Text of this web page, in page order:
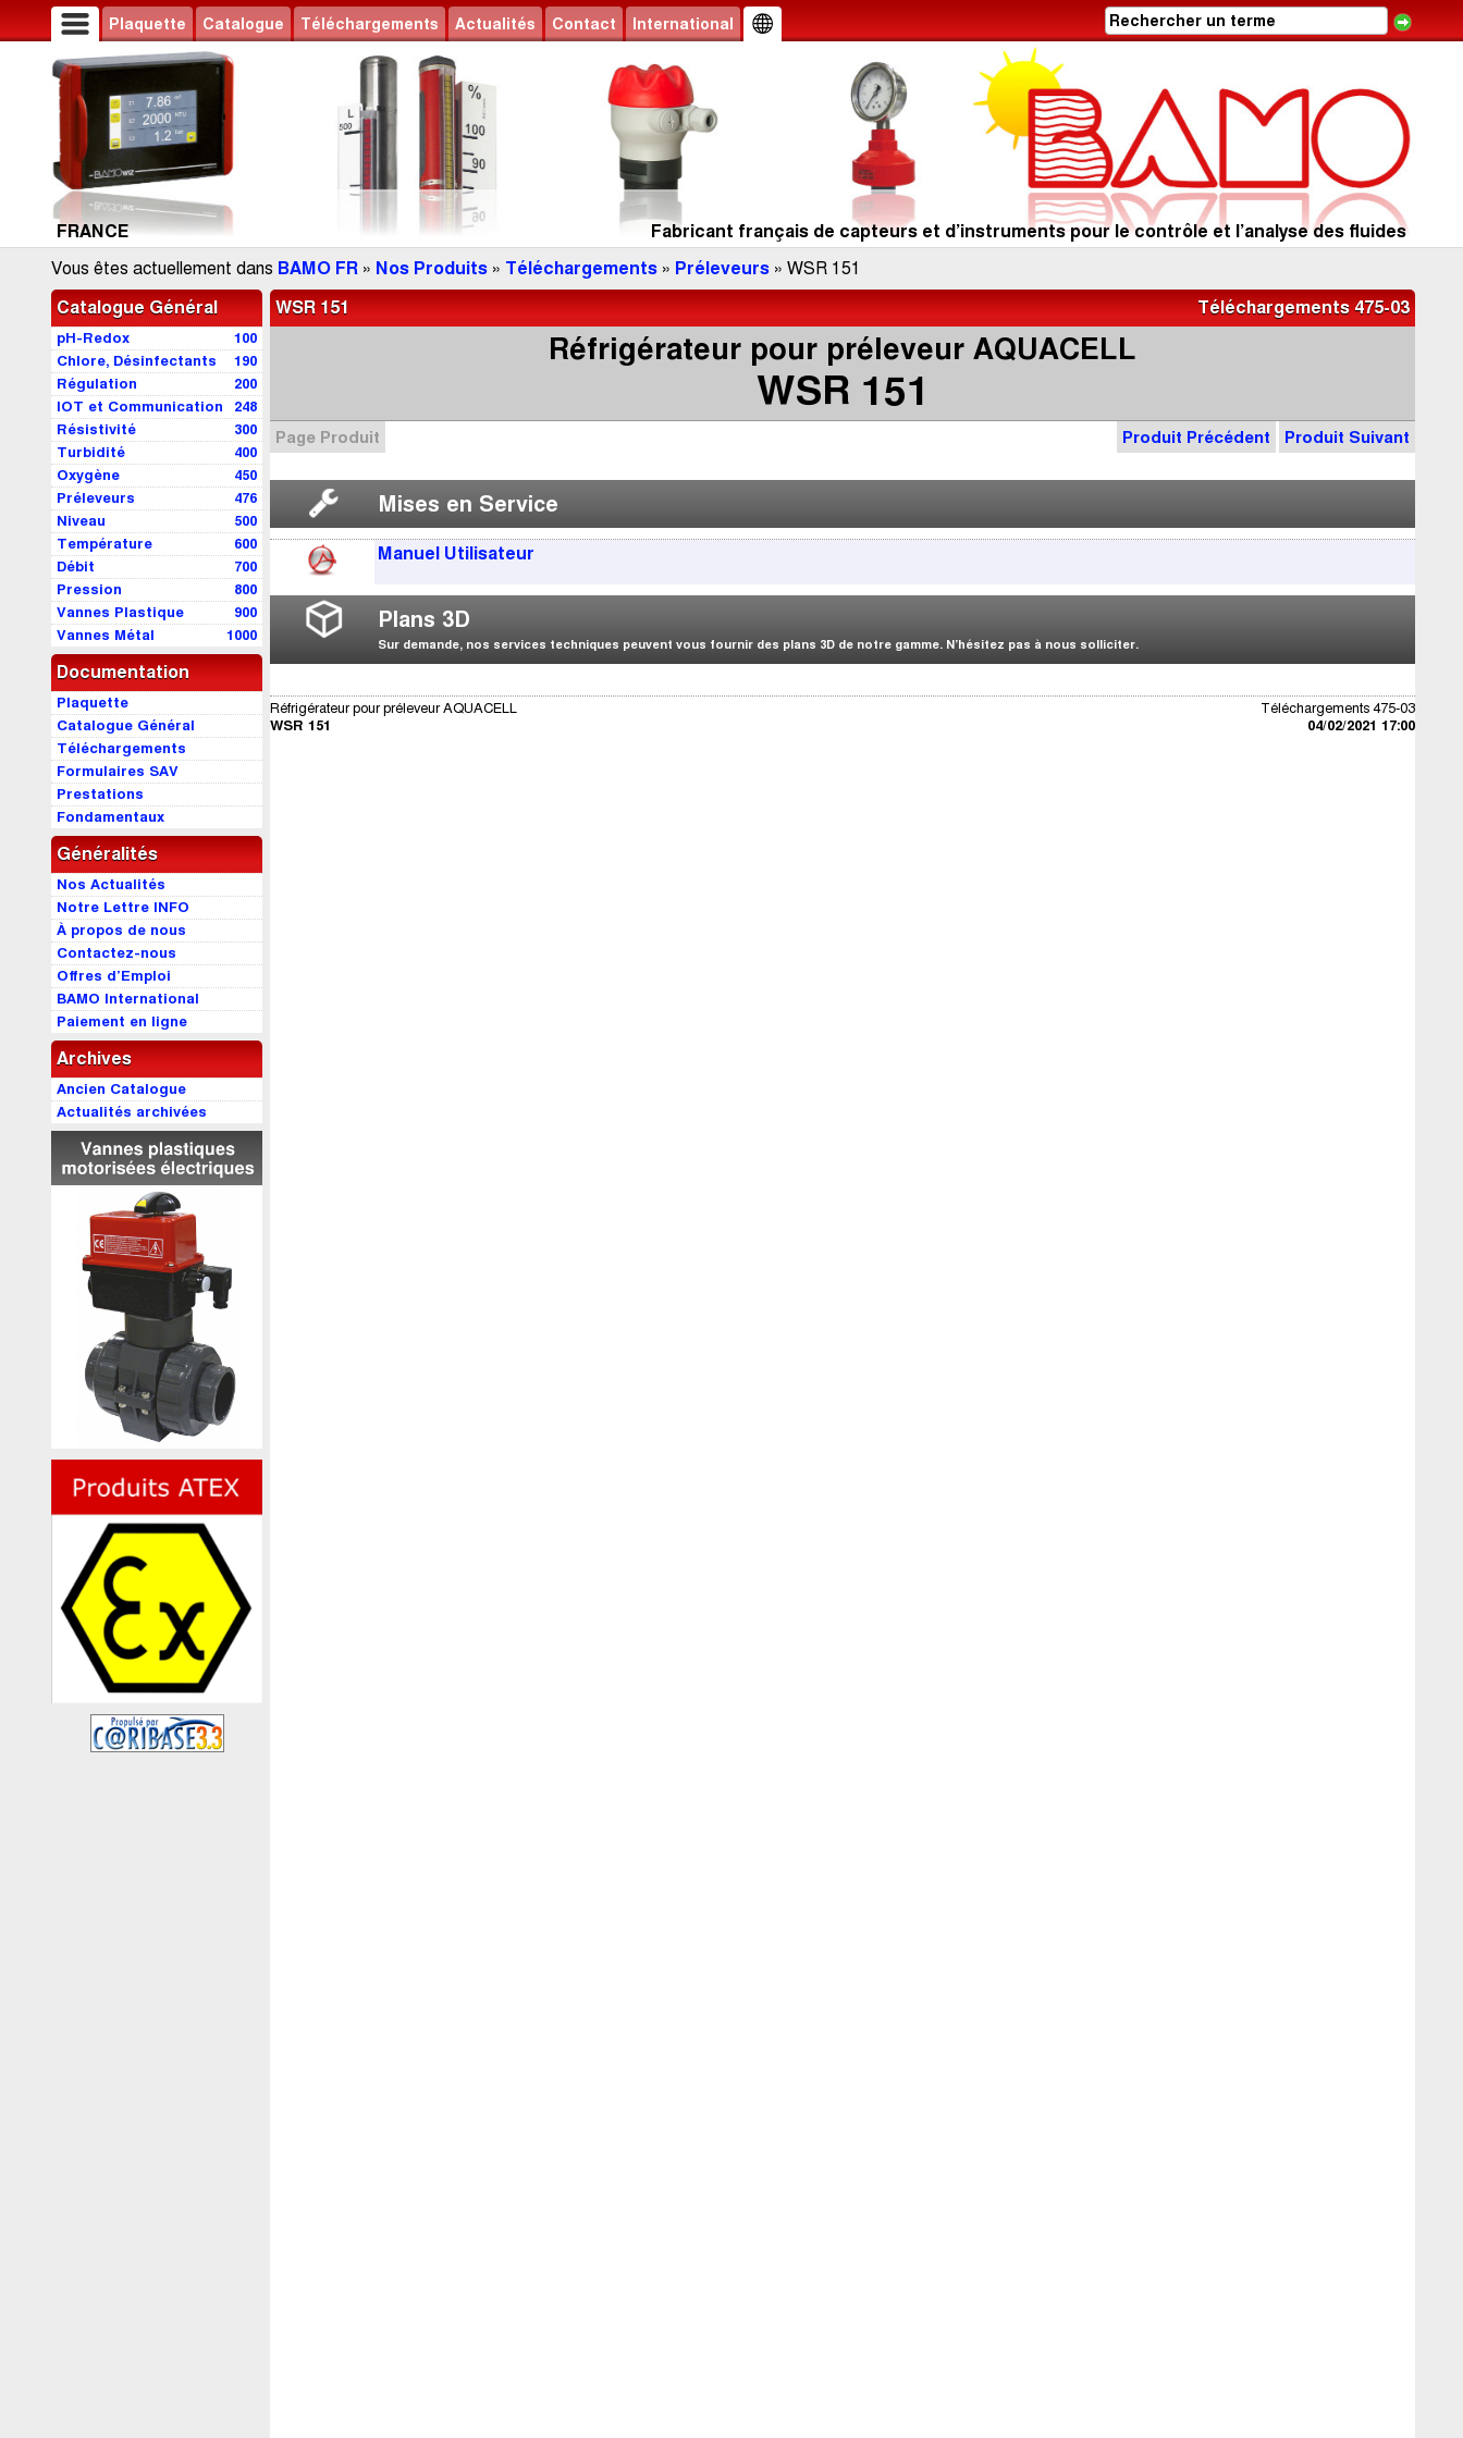
Plaquette Catalogue Téléchargements Actualités Contact International
FRANCE
Fabricant français de capteurs et d’instruments pour le contrôle et l’analyse des fluides
Vous êtes actuellement dans BAMO FR » Nos Produits » Téléchargements » Préleveurs » WSR 151
Catalogue Général
100
pH-Redox
190
Chlore, Désinfectants
200
Régulation
248
IOT et Communication
300
Résistivité
400
Turbidité
450
Oxygène
476
Préleveurs
500
Niveau
600
Température
700
Débit
800
Pression
900
Vannes Plastique
1000
Vannes Métal
Documentation
Plaquette
Catalogue Général
Téléchargements
Formulaires SAV
Prestations
Fondamentaux
Généralités
Nos Actualités
Notre Lettre INFO
À propos de nous
Contactez-nous
Offres d’Emploi
BAMO International
Paiement en ligne
Archives
Ancien Catalogue
Actualités archivées
Téléchargements 475-03
WSR 151
Réfrigérateur pour préleveur AQUACELL
WSR 151
Produit Précédent Produit Suivant
Page Produit
Mises en Service
Manuel Utilisateur
Plans 3D
Sur demande, nos services techniques peuvent vous fournir des plans 3D de notre gamme. N’hésitez pas à nous solliciter.
Téléchargements 475-03
04/02/2021 17:00
Réfrigérateur pour préleveur AQUACELL
WSR 151